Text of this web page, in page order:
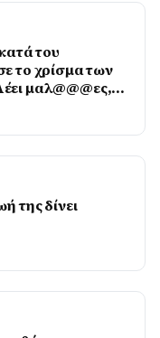
του
το χρίσμα των
μαλ@@@ες,
της δίνει